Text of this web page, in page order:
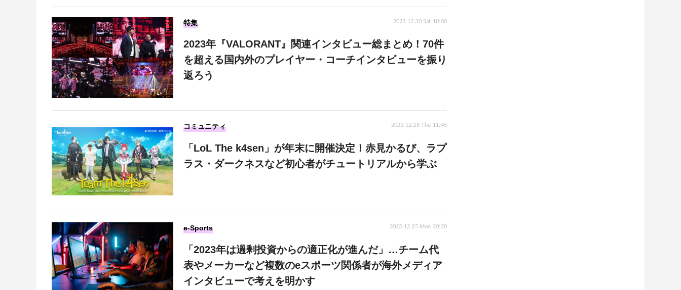
特集 2023.12.30 Sat 18:00
2023年『VALORANT』関連インタビュー総まとめ！70件
を超える国内外のプレイヤー・コーチインタビューを振り
返ろう
コミュニティ 2023.12.28 Thu 11:45
「LoL The k4sen」が年末に開催決定！赤見かるび、ラプ
ラス・ダークネスなど初心者がチュートリアルから学ぶ
e-Sports 2023.12.25 Mon 20:20
「2023年は過剰投資からの適正化が進んだ」…チーム代
表やメーカーなど複数のeスポーツ関係者が海外メディア
インタビューで考えを明かす